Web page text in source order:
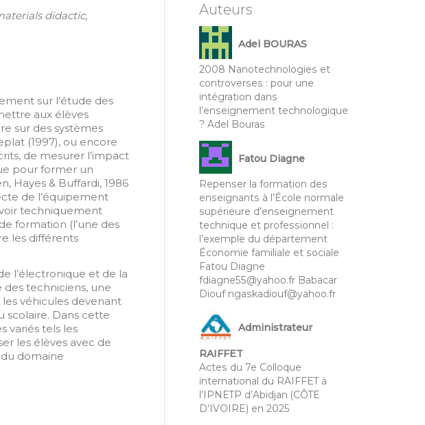
didactic,
sur l’étude des
aux élèves
sur des systèmes
(1997), ou encore
de mesurer l’impact
pour former un
Hayes & Buffardi, 1986
de l’équipement
techniquement
formation (l’une des
les différents
l’électronique et de la
techniciens, une
véhicules devenant
scolaire. Dans cette
variés tels les
les élèves avec de
du domaine
Auteurs
Adel BOURAS
2008 Nanotechnologies et
controverses : pour une
intégration dans
l’enseignement technologique
? Adel Bouras
Fatou Diagne
Repenser la formation des
enseignants à l’École normale
supérieure d’enseignement
technique et professionnel :
l’exemple du département
Économie familiale et sociale
Fatou Diagne
fdiagne55@yahoo.fr Babacar
Diouf ngaskadiouf@yahoo.fr
Administrateur
RAIFFET
Actes du 7e Colloque
international du RAIFFET à
l’IPNETP d’Abidjan (CÔTE
D’IVOIRE) en 2025